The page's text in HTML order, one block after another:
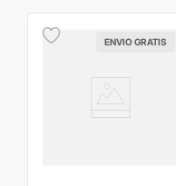
ENVIO GRATIS